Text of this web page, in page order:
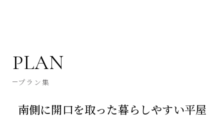
PLAN
プラン集
南側に開口を取った暮らしやすい平屋